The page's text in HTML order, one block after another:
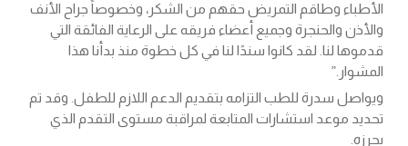
الأطباء وطاقم التمريض حقهم من الشكر، وخصوصاً جراح الأنف
والأذن والحنجرة وجميع أعضاء فريقه على الرعاية الفائقة التي
قدموها لنا. لقد كانوا سندًا لنا في كل خطوة منذ بدأنا هذا
المشوار.”
ويواصل سدرة للطب التزامه بتقديم الدعم اللازم للطفل. وقد تم
تحديد موعد استشارات المتابعة لمراقبة مستوى التقدم الذي
يحرزه.